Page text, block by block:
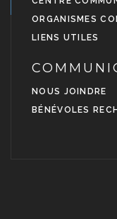
ORGANISMES
LIENS UTILES
NOUS JOINDRE
BÉNÉVOLES